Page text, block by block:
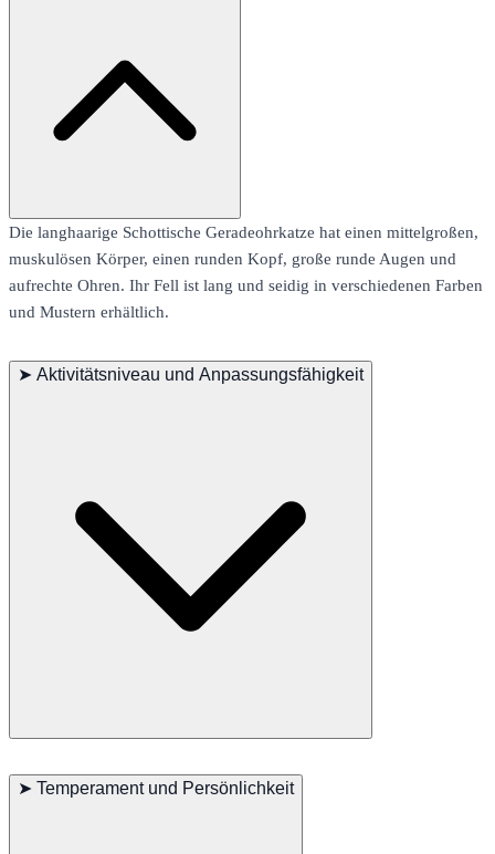
Die langhaarige Schottische Geradeohrkatze hat einen mittelgroßen,
muskulösen Körper, einen runden Kopf, große runde Augen und
aufrechte Ohren. Ihr Fell ist lang und seidig in verschiedenen Farben
und Mustern erhältlich.
➤ Aktivitätsniveau und Anpassungsfähigkeit
es zu springen und zu klettern. Sie passen sich gut an neue
➤ Temperament und Persönlichkeit